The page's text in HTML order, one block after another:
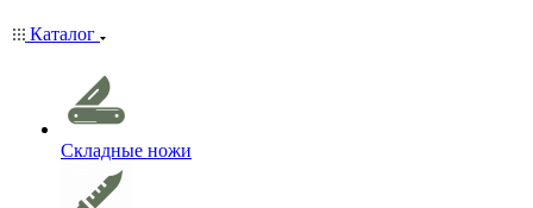
Каталог
Складные ножи